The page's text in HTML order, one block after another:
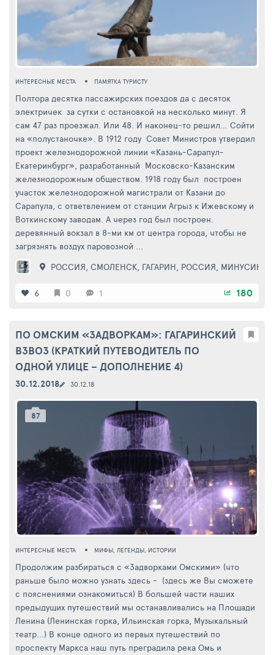
ИНТЕРЕСНЫЕ МЕСТА ПАМЯТКА ТУРИСТУ
Полтора десятка пассажирских поездов да с десяток
электричек за сутки с остановкой на несколько минут. Я
сам 47 раз проезжал. Или 48. И наконец-то решил… Сойти
на «полустаночке». В 1912 году Совет Министров утвердил
проект железнодорожной линии «Казань-Сарапул-
Екатеринбург», разработанный Московско-Казанским
железнодорожным обществом. 1918 году был построен
участок железнодорожной магистрали от Казани до
Сарапула, с ответвлением от станции Агрыз к Ижевскому и
Воткинскому заводам. А через год был построен.
деревянный вокзал в 8-ми км от центра города, чтобы не
загрязнять воздух паровозной ...
РОССИЯ, СМОЛЕНСК, ГАГАРИН, РОССИЯ, МИНУСИНСК
6 0 1 180
ПО ОМСКИМ «ЗАДВОРКАМ»: ГАГАРИНСКИЙ
ВЗВОЗ (КРАТКИЙ ПУТЕВОДИТЕЛЬ ПО
ОДНОЙ УЛИЦЕ – ДОПОЛНЕНИЕ 4)
30.12.18
30.12.2018
87
ИНТЕРЕСНЫЕ МЕСТА МИФЫ, ЛЕГЕНДЫ, ИСТОРИИ
Продолжим разбираться с «Задворками Омскими» (что
раньше было можно узнать здесь - (здесь же Вы сможете
с пояснениями ознакомиться) В большей части наших
предыдущих путешествий мы останавливались на Площади
Ленина (Ленинская горка, Ильинская горка, Музыкальный
театр…) В конце одного из первых путешествий по
проспекту Маркса наш путь преградила река Омь и